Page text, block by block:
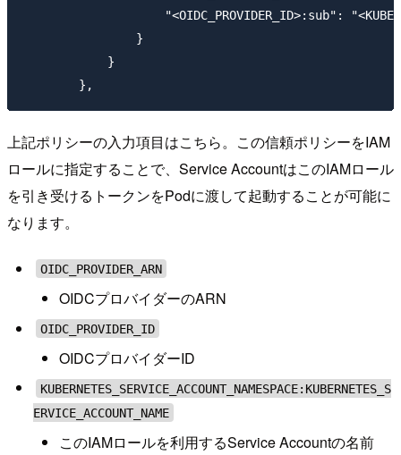
"<OIDC_PROVIDER_ID>:sub":
                }
            }
上記ポリシーの入力項目はこちら。この信頼ポリシーをIAM
ロールに指定することで、Service AccountはこのIAMロール
を引き受けるトークンをPodに渡して起動することが可能に
なります。
OIDC_PROVIDER_ARN
OIDCプロバイダーのARN
OIDC_PROVIDER_ID
OIDCプロバイダーID
KUBERNETES_SERVICE_ACCOUNT_NAMESPACE:KUBERNETES_S
ERVICE_ACCOUNT_NAME
このIAMロールを利用するService Accountの名前